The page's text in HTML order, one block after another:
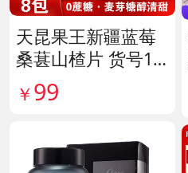
天昆果王新疆蓝莓
桑葚山楂片 货号14
1817
￥ 99